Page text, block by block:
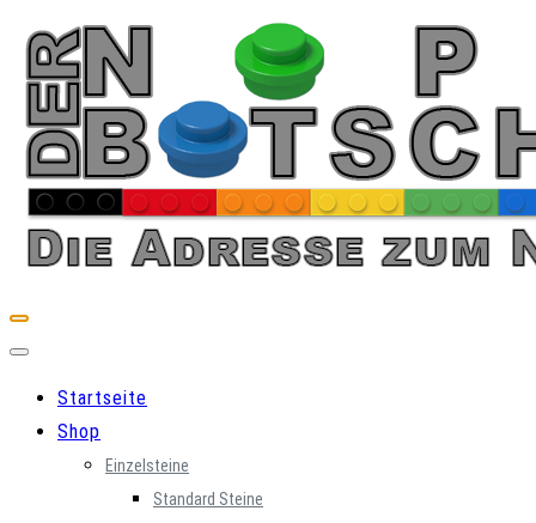
Skip
content
Startseite
Shop
Einzelsteine
Standard Steine